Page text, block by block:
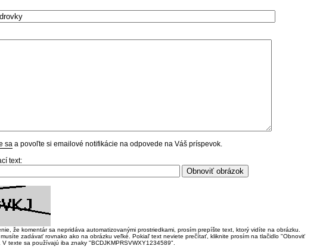
sa a povoľte si emailové notifikácie na odpovede na Váš príspevok.
text:
že komentár sa nepridáva automatizovanými prostriedkami, prosím prepíšte text, ktorý vidíte na obrázku.
zadávať rovnako ako na obrázku veľké. Pokiaľ text neviete prečítať, kliknite prosím na tlačidlo "Obnoviť
V texte sa používajú iba znaky "BCDJKMPRSVWXY1234589".